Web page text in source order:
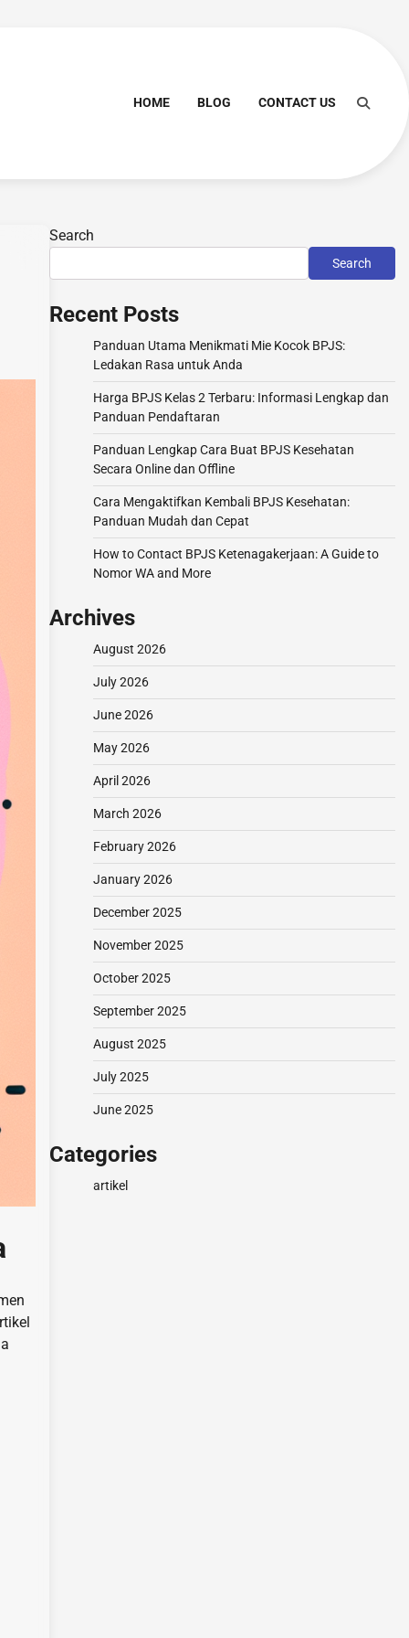
HOME BLOG CONTACT US
Search
Search
Recent Posts
Panduan Utama Menikmati Mie Kocok BPJS:
Ledakan Rasa untuk Anda
Harga BPJS Kelas 2 Terbaru: Informasi Lengkap dan
Panduan Pendaftaran
Panduan Lengkap Cara Buat BPJS Kesehatan
Secara Online dan Offline
Cara Mengaktifkan Kembali BPJS Kesehatan:
Panduan Mudah dan Cepat
How to Contact BPJS Ketenagakerjaan: A Guide to
Nomor WA and More
Archives
August 2026
July 2026
June 2026
May 2026
April 2026
March 2026
February 2026
January 2026
December 2025
November 2025
October 2025
September 2025
August 2025
July 2025
June 2025
Categories
artikel